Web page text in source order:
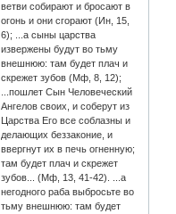
ветви собирают и бросают в
огонь и они сгорают (Ин, 15,
6); ...а сыны царства
извержены будут во тьму
внешнюю: там будет плач и
скрежет зубов (Мф, 8, 12);
...пошлет Сын Человеческий
Ангелов своих, и соберут из
Царства Его все соблазны и
делающих беззаконие, и
ввергнут их в печь огненную;
там будет плач и скрежет
зубов... (Мф, 13, 41-42). ...а
негодного раба выбросьте во
тьму внешнюю: там будет